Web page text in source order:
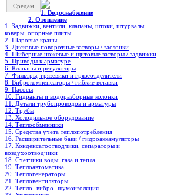
Средам
1. Водоснабжение
2. Отопление
1. Задвижки, вентили, клапаны, штоки, штурвалы,
коверы, опорные плиты...
2. Шаровые краны
3. Дисковые поворотные затворы / заслонки
4. Шиберные ножевые и щитовые затворы / задвижки
5. Приводы к арматуре
6. Клапаны и регуляторы
7. Фильтры, грязевики и грязеотделители
8. Виброкомпенсаторы / гибкие вставки
9. Насосы
10. Гидранты и водоразборные колонки
11. Детали трубопроводов и арматуры
12. Трубы
13. Холодильное oборудование
14. Теплообменники
15. Средства учета теплопотребления
16. Расширительные баки / гидроаккамуляторы
17. Конденсатоотводчики, сепараторы и
воздухоотводчики
18. Счетчики воды, газа и тепла
19. Теплоавтоматика
20. Теплогенераторы
21. Тепловентиляторы
22. Тепло- вибро- шумоизоляция